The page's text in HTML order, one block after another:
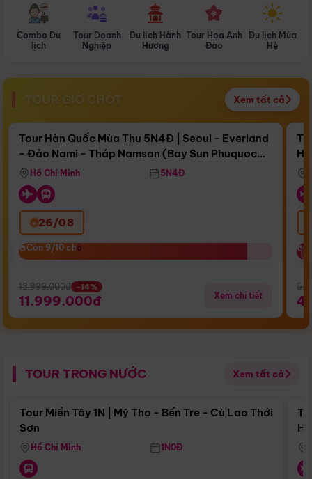
Combo Du
lịch
Tour Doanh
Nghiệp
Du lịch Hành
Hương
Tour Hoa Anh
Đào
Du lịch Mùa
Hè
TOUR GIỜ CHÓT Xem tất cả
Còn17 ngày 06:35:57
Bay Sun Phuquoc Airways
Điểm nổi bật
Tour Hàn Quốc Mùa Thu 5N4Đ | Seoul - Everland
- Đảo Nami - Tháp Namsan (Bay Sun Phuquoc
Airways)
Hồ Chí Minh 5N4Đ
26/08
Còn 9/10 chỗ
Còn 9/10 chỗ
13.999.000đ -14%
11.999.000đ Xem chi tiết
TOUR TRONG NƯỚC Xem tất cả
Điểm nổi bật
Tour Miền Tây 1N | Mỹ Tho - Bến Tre - Cù Lao Thới
Sơn
Hồ Chí Minh 1N0Đ